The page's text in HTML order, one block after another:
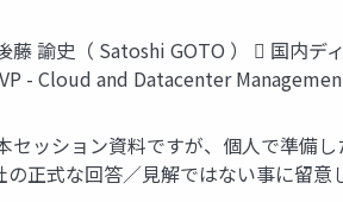
藤 諭史（ Satoshi GOTO ）  国内
- Cloud and Datacenter
セッション資料ですが、個人で準備
の正式な回答／見解ではない事に留意